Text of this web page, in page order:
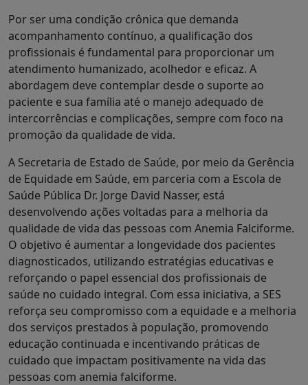
Por ser uma condição crônica que demanda
acompanhamento contínuo, a qualificação dos
profissionais é fundamental para proporcionar um
atendimento humanizado, acolhedor e eficaz. A
abordagem deve contemplar desde o suporte ao
paciente e sua família até o manejo adequado de
intercorrências e complicações, sempre com foco na
promoção da qualidade de vida.
A Secretaria de Estado de Saúde, por meio da Gerência
de Equidade em Saúde, em parceria com a Escola de
Saúde Pública Dr. Jorge David Nasser, está
desenvolvendo ações voltadas para a melhoria da
qualidade de vida das pessoas com Anemia Falciforme.
O objetivo é aumentar a longevidade dos pacientes
diagnosticados, utilizando estratégias educativas e
reforçando o papel essencial dos profissionais de
saúde no cuidado integral. Com essa iniciativa, a SES
reforça seu compromisso com a equidade e a melhoria
dos serviços prestados à população, promovendo
educação continuada e incentivando práticas de
cuidado que impactam positivamente na vida das
pessoas com anemia falciforme.